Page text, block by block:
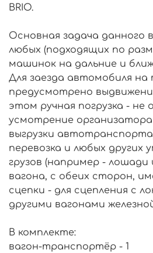
BRIO.
Основная задача данного
любых (подходящих по
машинок на дальние и
Для заезда автомобиля
предусмотрено
этом ручная погрузка - не
усмотрение организатора
выгрузки
перевозка и любых других
грузов (например - лошади
вагона, с обеих сторон,
сцепки - для сцепления с
другими вагонами
В комплекте:
вагон-транспортёр - 1